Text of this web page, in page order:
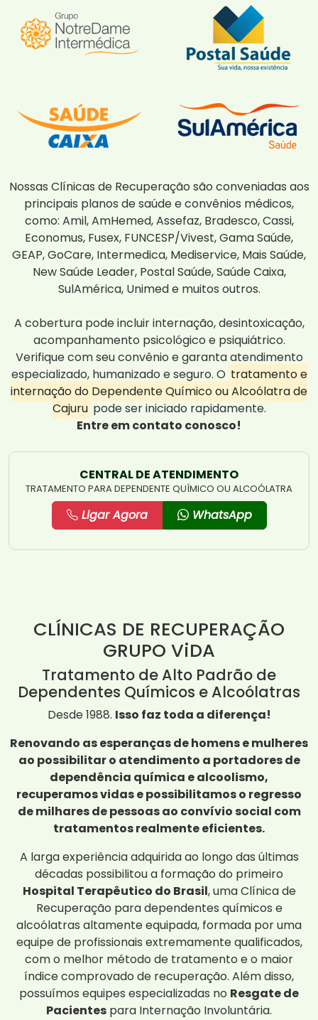
Nossas Clínicas de Recuperação são conveniadas aos
principais planos de saúde e convênios médicos,
como: Amil, AmHemed, Assefaz, Bradesco, Cassi,
Economus, Fusex, FUNCESP/Vivest, Gama Saúde,
GEAP, GoCare, Intermedica, Mediservice, Mais Saúde,
New Saúde Leader, Postal Saúde, Saúde Caixa,
SulAmérica, Unimed e muitos outros.
A cobertura pode incluir internação, desintoxicação,
acompanhamento psicológico e psiquiátrico.
Verifique com seu convênio e garanta atendimento
especializado, humanizado e seguro. O tratamento e
internação do Dependente Químico ou Alcoólatra de
Cajuru pode ser iniciado rapidamente.
Entre em contato conosco!
CENTRAL DE ATENDIMENTO
TRATAMENTO PARA DEPENDENTE QUÍMICO OU ALCOÓLATRA
Ligar Agora WhatsApp
CLÍNICAS DE RECUPERAÇÃO
GRUPO ViDA
Tratamento de Alto Padrão de
Dependentes Químicos e Alcoólatras
Desde 1988. Isso faz toda a diferença!
Renovando as esperanças de homens e mulheres
ao possibilitar o atendimento a portadores de
dependência química e alcoolismo,
recuperamos vidas e possibilitamos o regresso
de milhares de pessoas ao convívio social com
tratamentos realmente eficientes.
A larga experiência adquirida ao longo das últimas
décadas possibilitou a formação do primeiro
Hospital Terapêutico do Brasil, uma Clínica de
Recuperação para dependentes químicos e
alcoólatras altamente equipada, formada por uma
equipe de profissionais extremamente qualificados,
com o melhor método de tratamento e o maior
índice comprovado de recuperação. Além disso,
possuímos equipes especializadas no Resgate de
Pacientes para Internação Involuntária.